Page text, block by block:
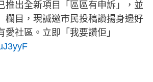
推出全新項目「區區有申訴」，並
欄目，現誠邀市民投稿讚揚身邊好
愛社區。立即「我要讚佢」